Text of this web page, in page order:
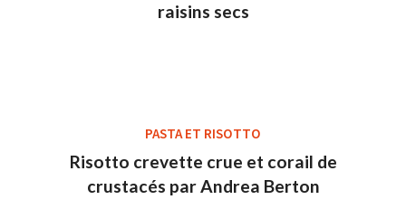
raisins secs
PASTA ET RISOTTO
Risotto crevette crue et corail de
crustacés par Andrea Berton